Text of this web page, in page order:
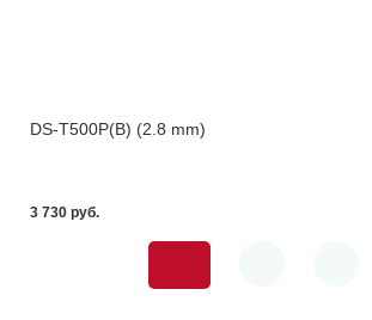
DS-T500P(B) (2.8 mm)
3 730 pуб.